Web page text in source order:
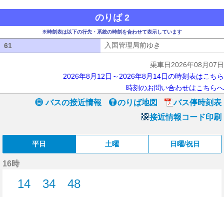
のりば 2
※時刻表は以下の行先・系統の時刻を合わせて表示しています
61 入国管理局前ゆき
乗車日2026年08月07日
2026年8月12日～2026年8月14日の時刻表はこちら
時刻のお問い合わせはこちらへ
バスの接近情報 のりば地図
バス停時刻表
接近情報コード印刷
平日 土曜 日曜/祝日
16時
14
34
48